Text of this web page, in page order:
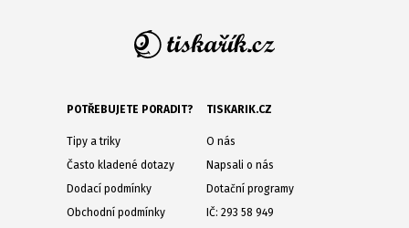
POTŘEBUJETE PORADIT?
Tipy a triky
Často kladené dotazy
Dodací podmínky
Obchodní podmínky
TISKARIK.CZ
O nás
Napsali o nás
Dotační programy
IČ: 293 58 949